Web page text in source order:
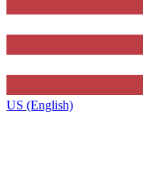
US (English)